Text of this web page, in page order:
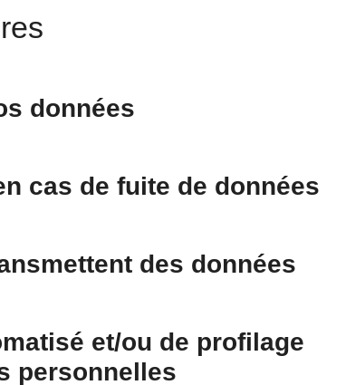
données
cas de fuite de données
des données
et/ou de profilage
personnelles